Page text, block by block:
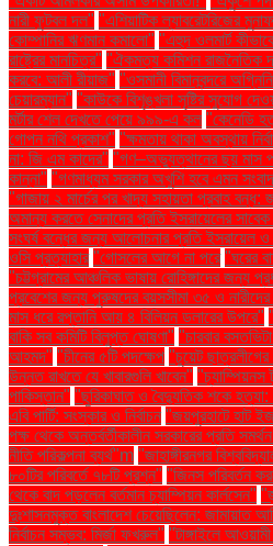
নারী ফুটবল দল" "এশিয়াটিক ল্যাবরেটরিজের
কোম্পানির ঋণমান কমালো" "এহুদ ওলমার্ট
রাষ্ট্রের মানচিত্র" "ঐকমত্য কমিশন রাজনৈতিক
করবে: আলী রীয়াজ" "ওসমানী বিমানবন্দরে
চেয়ারম্যান" "কাউকে বিশৃঙ্খলা সৃষ্টির সুযোগ
মর্টার শেল দেখতে পেয়ে ৯৯৯-এ কল "কেনেডি
গোপন নথি প্রকাশ" "ক্ষমতায় থাকা অবস্থায়
না: জি এম কাদের" "গণ–অভ্যুত্থানের ছয় মাস
কান্না" "গণমাধ্যম সরকার অখুশি হবে এমন
"গাজায় ২ মার্চের পর খাদ্য সহায়তা প্রবাহ বন্ধ:
অমান্য করতে সেনাদের প্রতি ইসরায়েলের
সংঘর্ষ বন্ধের জন্য আলোচনার প্রতি ইসরায়েল
ওসি প্রত্যাহার "গোসলের আগে না পরে "ঘরের
"চট্টগ্রামের আঞ্চলিক ভাষায় রোহিঙ্গাদের জন্য
প্রবেশের জন্য পুরুষদের বয়সসীমা ৩৫ ও
মাস ধরে রপ্তানি আয় ৪ বিলিয়ন ডলারের উপরে"
বাকি সব কমিটি বিলুপ্ত ঘোষণা" "চারবার
আহমদ" "চীনের ৫টি পদক্ষেপ "চুয়েট
উন্নত রাখতে যে খাবারগুলি খাবেন" "চ্যাম্পিয়নস
পাকিস্তান" "ছুরিকাঘাত ও বৈদ্যুতিক শকে
এবি পার্টি: সংস্কার ও নির্বাচন "জয়পুরহাটে হাট
পক্ষ থেকে অন্তর্বর্তীকালীন সরকারের প্রতি
নীতি পরিকল্পনা ব্যর্থ"m "জাহাঙ্গীরনগর
৮০টির পরিবর্তে ৭৮টি প্রশ্ন" "জিনস পরিবর্তন
থেকে বাদ পড়লেন বর্তমান চ্যাম্পিয়ন কার্লসেন"
দুঃশাসনমুক্ত বাংলাদেশ চেয়েছিলেন: জামায়াত
নির্বাচন সম্ভব: মির্জা ফখরুল" "টাঙ্গাইলে